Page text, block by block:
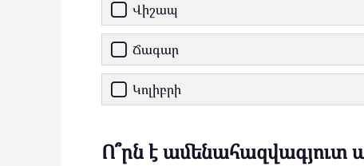
Վիշապ
Ճագար
Կոլիբրի
Ո՞րն է ամենահազվագյուտ